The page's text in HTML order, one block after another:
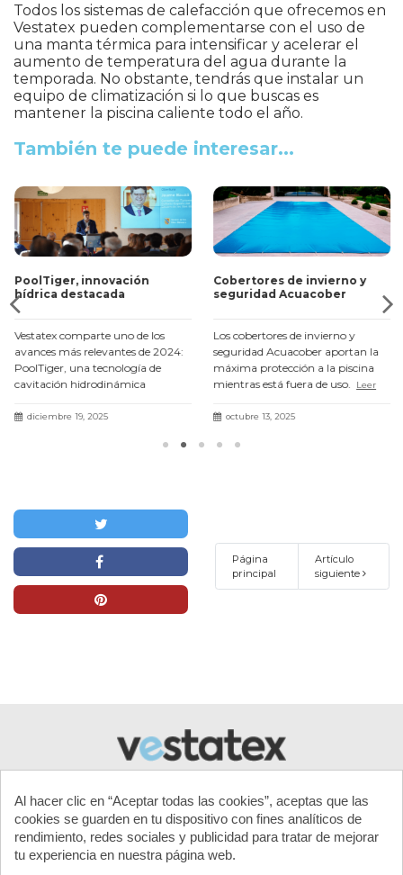
Todos los sistemas de calefacción que ofrecemos en
Vestatex pueden complementarse con el uso de
una manta térmica para intensificar y acelerar el
aumento de temperatura del agua durante la
temporada. No obstante, tendrás que instalar un
equipo de climatización si lo que buscas es
mantener la piscina caliente todo el año.
También te puede interesar...
PoolTiger, innovación
hídrica destacada
Vestatex comparte uno de los
avances más relevantes de 2024:
PoolTiger, una tecnología de
cavitación hidrodinámica
Turisme con resultados un 71 %
diciembre 19, 2025
Cobertores de invierno y
seguridad Acuacober
Los cobertores de invierno y
seguridad Acuacober aportan la
máxima protección a la piscina
mientras está fuera de uso.
Leer
octubre 13, 2025
Página
principal
Artículo
siguiente
Al hacer clic en “Aceptar todas las cookies”, aceptas que las
cookies se guarden en tu dispositivo con fines analíticos de
rendimiento, redes sociales y publicidad para tratar de mejorar
tu experiencia en nuestra página web.